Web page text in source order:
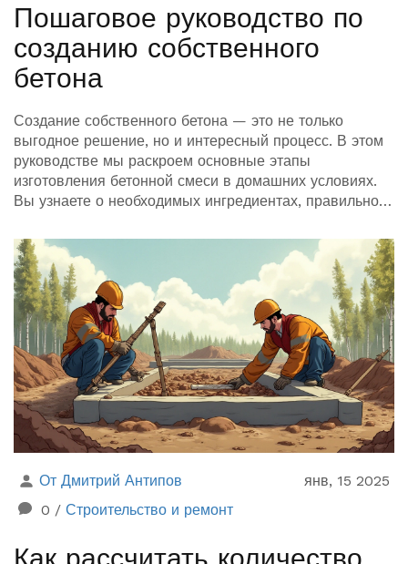
Пошаговое руководство по
созданию собственного
бетона
Создание собственного бетона — это не только
выгодное решение, но и интересный процесс. В этом
руководстве мы раскроем основные этапы
изготовления бетонной смеси в домашних условиях.
Вы узнаете о необходимых ингредиентах, правильной
работы. Поделимся полезными советами и
хитростями, чтобы ваш бетон был качественным и
долговечным.
От Дмитрий Антипов
янв, 15 2025
0 / Строительство и ремонт